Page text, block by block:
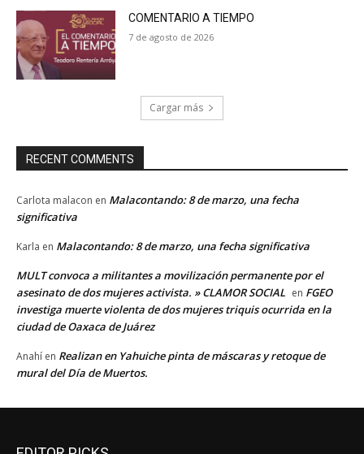
COMENTARIO A TIEMPO
7 de agosto de 2026
Cargar más
RECENT COMMENTS
Carlota malacon en Malacontando: 8 de marzo, una fecha
significativa
Karla en Malacontando: 8 de marzo, una fecha significativa
MULT convoca a militantes a movilización permanente por el
asesinato de dos mujeres activista. » CLAMOR SOCIAL en FGEO
investiga muerte violenta de dos mujeres triquis ocurrida en la
ciudad de Oaxaca de Juárez
Anahí en Realizan en Yahuiche pinta de máscaras y retoque de
mural del Día de Muertos.